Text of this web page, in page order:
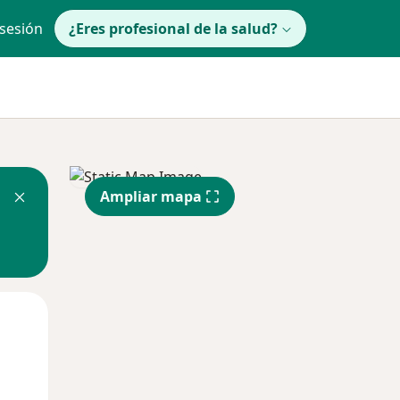
¿Eres profesional de la salud?
Ampliar mapa